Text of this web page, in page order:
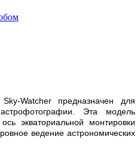
Watcher предназначен для
Эта модель
экваториальной монтировки
ведение астрономических